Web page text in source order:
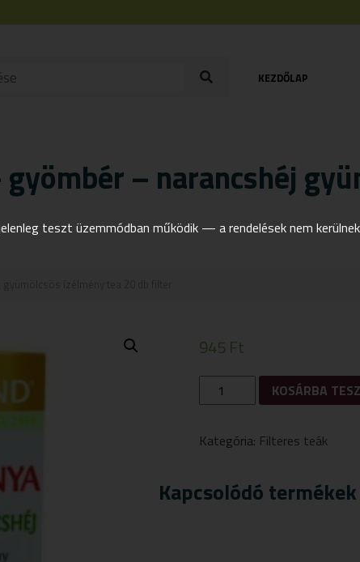
KEZDŐLAP
– narancshéj
945 Ft
NATURLAND
TŐZEGÁFONYA
-
GYÜMÖLCSÖS
ÍZÉLMÉNY
KOSÁRBA
Kategória: Filteres teák
Kapcsolódó termékek
teszt üzemmódban működik — a rendelések nem